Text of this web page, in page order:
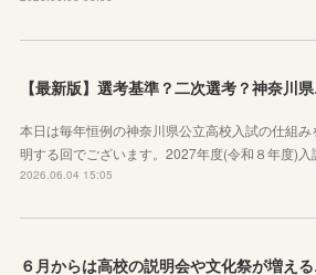
【最新版
本日は毎年恒例の神奈川県公立高校入試の仕組み
明する回でございます。2027年度(令和８年度)入
2026.06.04 15:05
６月